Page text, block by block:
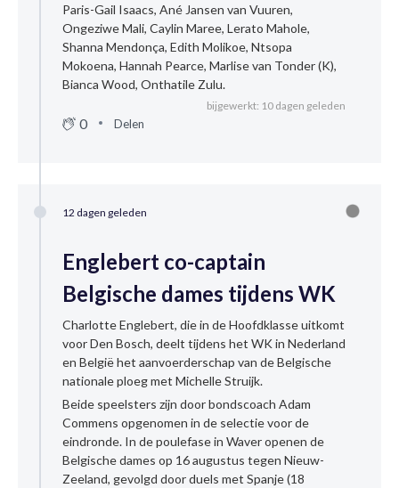
Paris-Gail Isaacs, Ané Jansen van Vuuren,
Ongeziwe Mali, Caylin Maree, Lerato Mahole,
Shanna Mendonça, Edith Molikoe, Ntsopa
Mokoena, Hannah Pearce, Marlise van Tonder (K),
Bianca Wood, Onthatile Zulu.
bijgewerkt: 10 dagen geleden
0 Delen
12 dagen geleden
Englebert co-captain
Belgische dames tijdens WK
Charlotte Englebert, die in de Hoofdklasse uitkomt
voor Den Bosch, deelt tijdens het WK in Nederland
en België het aanvoerderschap van de Belgische
nationale ploeg met Michelle Struijk.
Beide speelsters zijn door bondscoach Adam
Commens opgenomen in de selectie voor de
eindronde. In de poulefase in Waver openen de
Belgische dames op 16 augustus tegen Nieuw-
Zeeland, gevolgd door duels met Spanje (18